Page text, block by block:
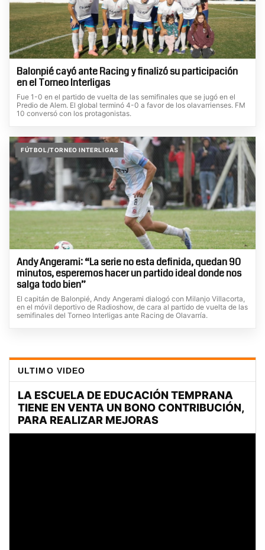
Balonpié cayó ante Racing y finalizó su participación
en el Torneo Interligas
Fue 1-0 en el partido de vuelta de las semifinales que se jugó en el
Predio de Alem. El global terminó 4-0 a favor de los olavarrienses. FM
10 conversó con los protagonistas.
FÚTBOL/TORNEO INTERLIGAS
Andy Angerami: “La serie no esta definida, quedan 90
minutos, esperemos hacer un partido ideal donde nos
salga todo bien”
El capitán de Balonpié, Andy Angerami dialogó con Milanjo Villacorta,
en el móvil deportivo de Radioshow, de cara al partido de vuelta de las
semifinales del Torneo Interligas ante Racing de Olavarría.
ULTIMO VIDEO